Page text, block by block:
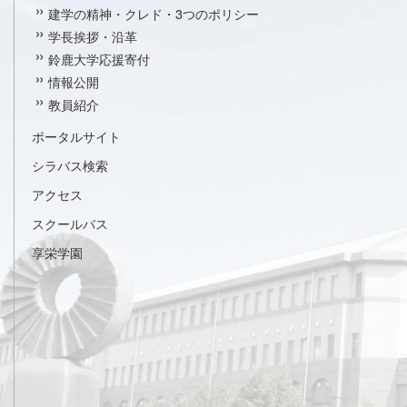
建学の精神・クレド・3つのポリシー
学長挨拶・沿革
鈴鹿大学応援寄付
情報公開
教員紹介
ポータルサイト
シラバス検索
アクセス
スクールバス
享栄学園